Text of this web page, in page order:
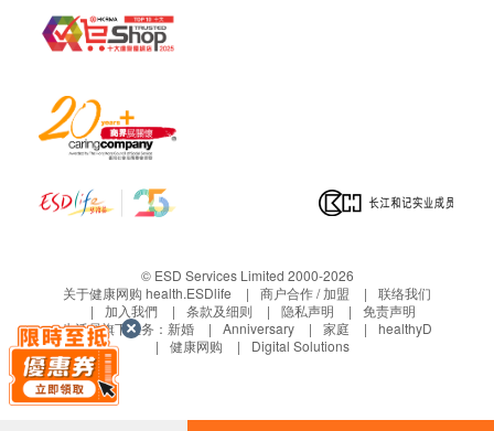
健医院保留最后决定权。
所有健康检查/服务并非作为医务诊断或治疗用
谘询有认可资格的医生，作出诊断及治疗。
本服务/产品由商户提供。生活易【健康网购
有关此服务/产品的错漏或延误，或因使用此服务/
查询，须向提供服务之体检中心或商户提出。
© ESD Services Limited 2000-2026
关于健康网购 health.ESDlife
商户合作 / 加盟
联络我们
加入我們
条款及细则 隐私声明
免责声明
生活易旗下业务： 新婚 Anniversary 家庭
healthyD
健康网购
Digital Solutions